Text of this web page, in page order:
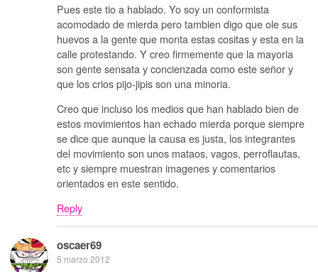
Pues este tio a hablado. Yo soy un conformista
acomodado de mierda pero tambien digo que ole sus
huevos a la gente que monta estas cositas y esta en la
calle protestando. Y creo firmemente que la mayoria
son gente sensata y concienzada como este señor y
que los crios pijo-jipis son una minoria.
Creo que incluso los medios que han hablado bien de
estos movimientos han echado mierda porque siempre
se dice que aunque la causa es justa, los integrantes
del movimiento son unos mataos, vagos, perroflautas,
etc y siempre muestran imagenes y comentarios
orientados en este sentido.
Reply
oscaer69
5 marzo 2012